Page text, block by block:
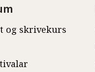
og skrivekurs